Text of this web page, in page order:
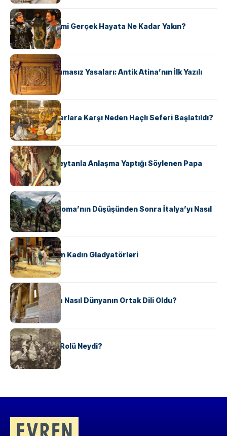
KÜLTÜR
‘Gladiator’ Filmi Gerçek Hayata Ne Kadar Yakın?
KÜLTÜR
Draco’nun Acımasız Yasaları: Antik Atina’nın İlk Yazılı
Hukuk Kodu
KÜLTÜR
Avrupalı ​​Katharlara Karşı Neden Haçlı Seferi Başlatıldı?
KÜLTÜR
II. Silvester: Şeytanla Anlaşma Yaptığı Söylenen Papa
KÜLTÜR
Ostrogotlar Roma’nın Düşüşünden Sonra İtalya’yı Nasıl
Ele Geçirdi?
KÜLTÜR
Antik Roma’nın Kadın Gladyatörleri
KÜLTÜR
Antik Yunanca Nasıl Dünyanın Ortak Dili Oldu?
KÜLTÜR
Valdensler’in Rolü Neydi?